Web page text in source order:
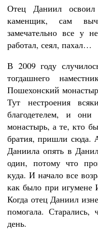
Отец Даниил
каменщик, сам
замечательно все у
работал, сеял, пахал…
В 2009 году
тогдашнего
Пошехонский
Тут нестроения
благодетелем, и
монастырь, а те, кто
братия, пришли сюда.
Даниила опять в
один, потому что
куда. И начало все
как было при игумене
Когда отец Даниил
помогала.
день.